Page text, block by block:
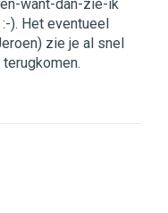
want-dan-zie-ik
). Het eventueel
zie je al snel
terugkomen.